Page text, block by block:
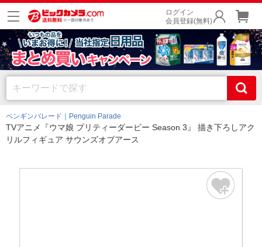
ログイン
会員登録(無料)
ペンギンパレード｜Penguin Parade
TVアニメ『ウマ娘 プリティーダービー Season 3』 描き下ろしアク
リルフィギュア サウンズオブアース